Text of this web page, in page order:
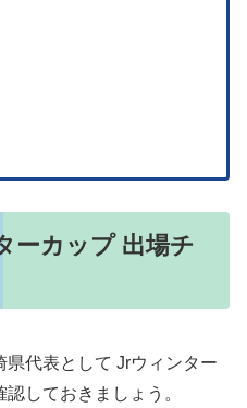
ーカップ 出場チ
代表として Jrウィンター
しておきましょう。